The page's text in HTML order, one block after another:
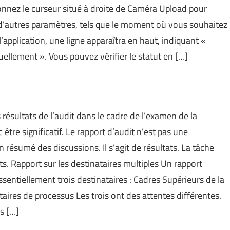
le curseur situé à droite de Caméra Upload pour
paramètres, tels que le moment où vous souhaitez
une ligne apparaîtra en haut, indiquant «
». Vous pouvez vérifier le statut en […]
de l’audit dans le cadre de l’examen de la
significatif. Le rapport d’audit n’est pas une
des discussions. Il s’agit de résultats. La tâche
Rapport sur les destinataires multiples Un rapport
trois destinataires : Cadres Supérieurs de la
de processus Les trois ont des attentes différentes.
[…]